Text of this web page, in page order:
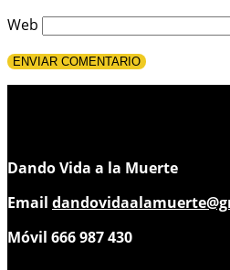
Web
Dando Vida a la Muerte
Email
Móvil 666 987 430